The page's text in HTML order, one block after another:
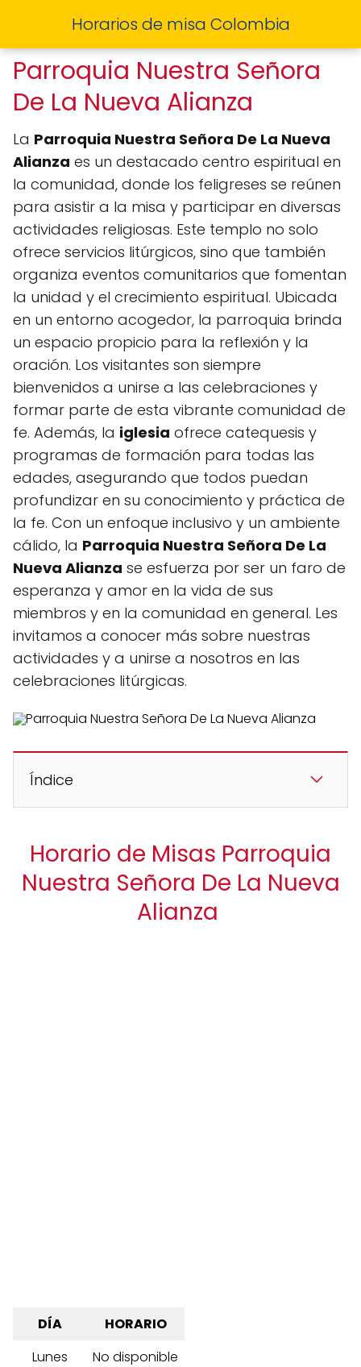
Horarios de misa Colombia
Parroquia Nuestra Señora
De La Nueva Alianza
La Parroquia Nuestra Señora De La Nueva
Alianza es un destacado centro espiritual en
la comunidad, donde los feligreses se reúnen
para asistir a la misa y participar en diversas
actividades religiosas. Este templo no solo
ofrece servicios litúrgicos, sino que también
organiza eventos comunitarios que fomentan
la unidad y el crecimiento espiritual. Ubicada
en un entorno acogedor, la parroquia brinda
un espacio propicio para la reflexión y la
oración. Los visitantes son siempre
bienvenidos a unirse a las celebraciones y
formar parte de esta vibrante comunidad de
fe. Además, la iglesia ofrece catequesis y
programas de formación para todas las
edades, asegurando que todos puedan
profundizar en su conocimiento y práctica de
la fe. Con un enfoque inclusivo y un ambiente
cálido, la Parroquia Nuestra Señora De La
Nueva Alianza se esfuerza por ser un faro de
esperanza y amor en la vida de sus
miembros y en la comunidad en general. Les
invitamos a conocer más sobre nuestras
actividades y a unirse a nosotros en las
celebraciones litúrgicas.
Índice
Horario de Misas Parroquia
Nuestra Señora De La Nueva
Alianza
DÍA
HORARIO
Lunes
No disponible